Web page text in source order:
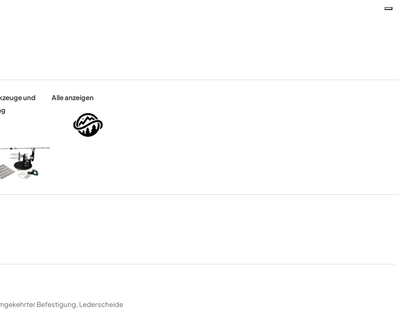
und
Alle anzeigen
Befestigung, Lederscheide